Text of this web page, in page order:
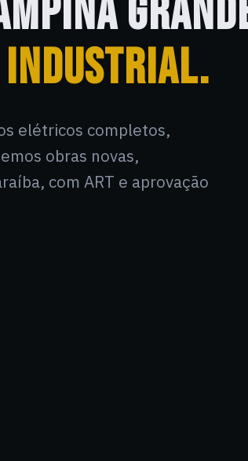
elétricos completos,
obras novas,
com ART e aprovação